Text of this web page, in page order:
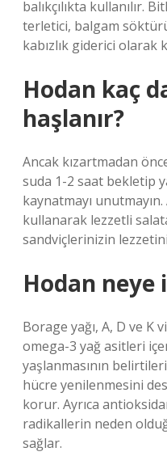
balıkçılıkta kullanılır.
terletici, balgam
kabızlık giderici olarak
Hodan kaç
haşlanır?
Ancak kızartmadan
suda 1-2 saat bekletip
kaynatmayı
kullanarak lezzetli
sandviçlerinizin
Hodan neye
Borage yağı, A, D ve K
omega-3 yağ asitleri
yaşlanmasının
hücre yenilenmesini
korur. Ayrıca
radikallerin neden
sağlar.